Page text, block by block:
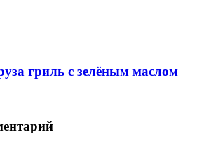
гриль с зелёным маслом